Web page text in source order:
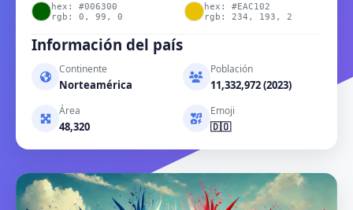
hex: #006300
rgb: 0, 99, 0
hex: #EAC102
rgb: 234, 193, 2
Información del país
Continente
Norteamérica
Población
11,332,972 (2023)
Área
48,320
Emoji
🇩🇴